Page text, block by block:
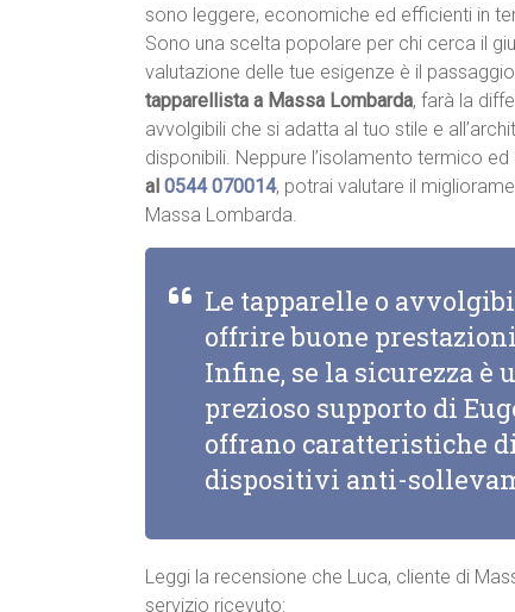
sono leggere, economiche ed efficienti in
Sono una scelta popolare per chi cerca il
valutazione delle tue esigenze è il
tapparellista a Massa Lombarda, farà la
avvolgibili che si adatta al tuo stile e
disponibili. Neppure l’isolamento termico
al 0544 070014, potrai valutare il
Massa Lombarda.
Le tapparelle o
offrire buone
Infine, se la sicurezza
prezioso supporto di
offrano caratteristiche
dispositivi anti-
Leggi la recensione che Luca, cliente di
servizio ricevuto: